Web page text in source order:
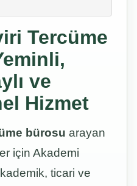
Tercüme
ve
Hizmet
bürosu arayan
için Akademi
ticari ve